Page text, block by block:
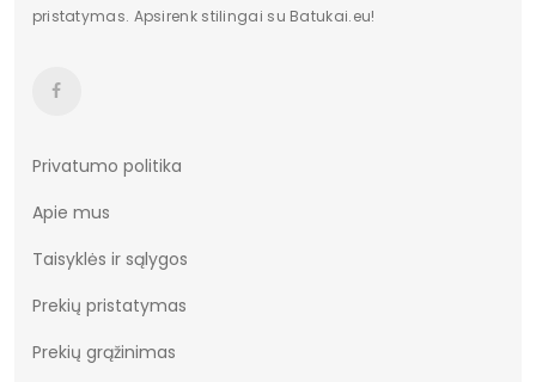
pristatymas. Apsirenk stilingai su Batukai.eu!
Privatumo politika
Apie mus
Taisyklės ir sąlygos
Prekių pristatymas
Prekių grąžinimas